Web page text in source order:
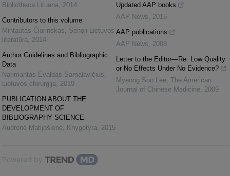
Bibliotheca Lituana
2014
Contributors to this volume
Mintautas Čiurinskas
Senoji Lietuvos
literatūra
2014
Author Guidelines and Bibliographic
Data
Narimantas Evaldas Samalavičius
Lietuvos chirurgija
2019
PUBLICATION ABOUT THE
DEVELOPMENT OF
BIBLIOGRAPHY SCIENCE
Audronė Matijošienė
Knygotyra 2015
Updated AAP books
AAP News
2015
AAP publications
AAP News
2008
Letter to the Editor—Re: Low Quality
or No Effects Under No Evidence?
Myeong Soo Lee The American
Journal of Chinese Medicine 2009
Powered by